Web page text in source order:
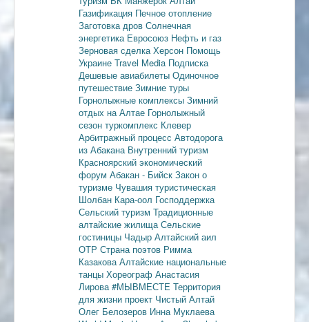
Газификация Печное отопление
Заготовка дров Солнечная
энергетика Евросоюз Нефть и газ
Зерновая сделка Херсон Помощь
Украине Travel Media Подписка
Дешевые авиабилеты Одиночное
путешествие Зимние туры
Горнолыжные комплексы Зимний
отдых на Алтае Горнолыжный
сезон туркомплекс Клевер
Арбитражный процесс Автодорога
из Абакана Внутренний туризм
Красноярский экономический
форум Абакан - Бийск Закон о
туризме Чувашия туристическая
Шолбан Кара-оол Господдержка
Сельский туризм Традиционные
алтайские жилища Сельские
гостиницы Чадыр Алтайский аил
ОТР Страна поэтов Римма
Казакова Алтайские национальные
танцы Хореограф Анастасия
Лирова #МЫВМЕСТЕ Территория
для жизни проект Чистый Алтай
Олег Белозеров Инна Муклаева